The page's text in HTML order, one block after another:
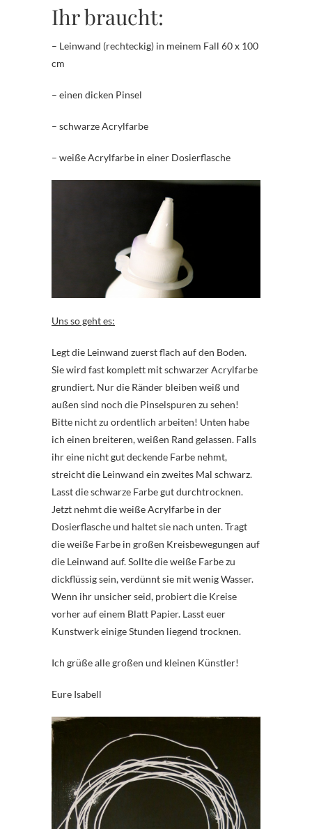
Ihr braucht:
– Leinwand (rechteckig) in meinem Fall 60 x 100
cm
– einen dicken Pinsel
– schwarze Acrylfarbe
– weiße Acrylfarbe in einer Dosierflasche
Uns so geht es:
Legt die Leinwand zuerst flach auf den Boden.
Sie wird fast komplett mit schwarzer Acrylfarbe
grundiert. Nur die Ränder bleiben weiß und
außen sind noch die Pinselspuren zu sehen!
Bitte nicht zu ordentlich arbeiten! Unten habe
ich einen breiteren, weißen Rand gelassen. Falls
ihr eine nicht gut deckende Farbe nehmt,
streicht die Leinwand ein zweites Mal schwarz.
Lasst die schwarze Farbe gut durchtrocknen.
Jetzt nehmt die weiße Acrylfarbe in der
Dosierflasche und haltet sie nach unten. Tragt
die weiße Farbe in großen Kreisbewegungen auf
die Leinwand auf. Sollte die weiße Farbe zu
dickflüssig sein, verdünnt sie mit wenig Wasser.
Wenn ihr unsicher seid, probiert die Kreise
vorher auf einem Blatt Papier. Lasst euer
Kunstwerk einige Stunden liegend trocknen.
Ich grüße alle großen und kleinen Künstler!
Eure Isabell